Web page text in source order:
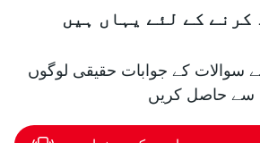
کرنے کے لئے یہاں ہیں
سوالات کے جوابات حقیقی لوگوں
سے حاصل کریں